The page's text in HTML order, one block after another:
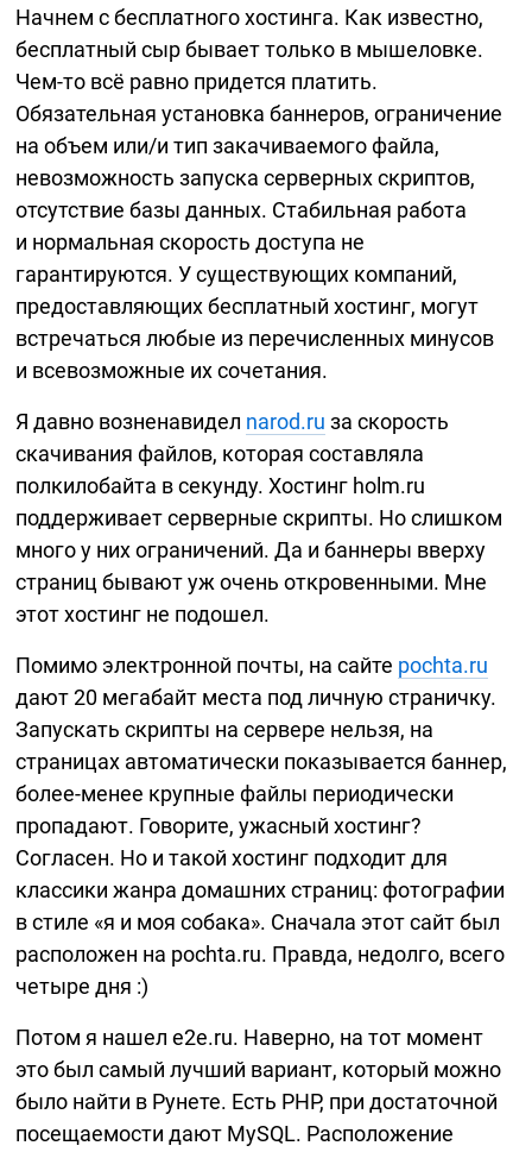
Начнем с бесплатного хостинга. Как известно,
бесплатный сыр бывает только в мышеловке.
Чем-то всё равно придется платить.
Обязательная установка баннеров, ограничение
на объем или/и тип закачиваемого файла,
невозможность запуска серверных скриптов,
отсутствие базы данных. Стабильная работа
и нормальная скорость доступа не
гарантируются. У существующих компаний,
предоставляющих бесплатный хостинг, могут
встречаться любые из перечисленных минусов
и всевозможные их сочетания.
Я давно возненавидел narod.ru за скорость
скачивания файлов, которая составляла
полкилобайта в секунду. Хостинг holm.ru
поддерживает серверные скрипты. Но слишком
много у них ограничений. Да и баннеры вверху
страниц бывают уж очень откровенными. Мне
этот хостинг не подошел.
Помимо электронной почты, на сайте pochta.ru
дают 20 мегабайт места под личную страничку.
Запускать скрипты на сервере нельзя, на
страницах автоматически показывается баннер,
более-менее крупные файлы периодически
пропадают. Говорите, ужасный хостинг?
Согласен. Но и такой хостинг подходит для
классики жанра домашних страниц: фотографии
в стиле «я и моя собака». Сначала этот сайт был
расположен на pochta.ru. Правда, недолго, всего
четыре дня :)
Потом я нашел e2e.ru. Наверно, на тот момент
это был самый лучший вариант, который можно
было найти в Рунете. Есть PHP, при достаточной
посещаемости дают MySQL. Расположение